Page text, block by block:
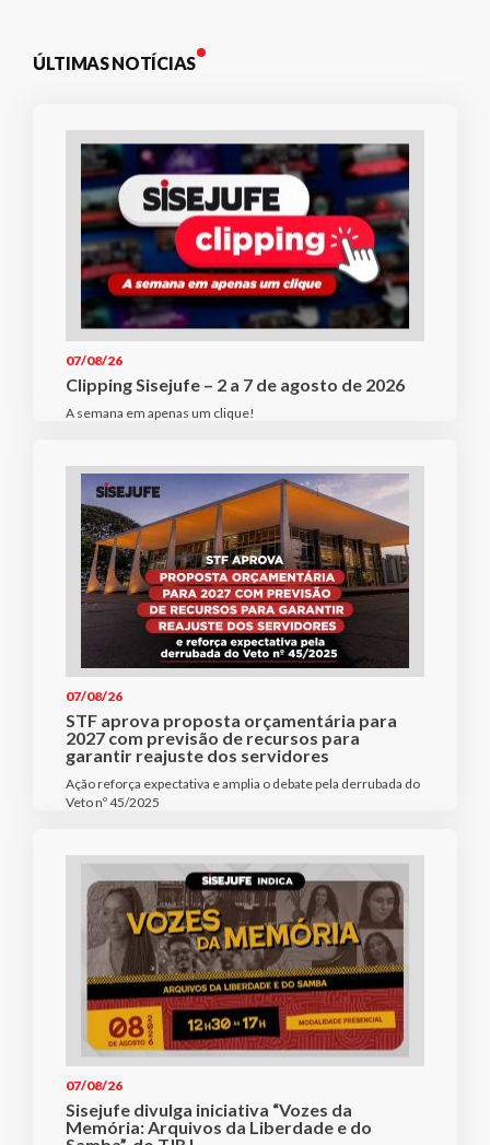
ÚLTIMAS NOTÍCIAS
07/08/26
Clipping Sisejufe – 2 a 7 de agosto de 2026
A semana em apenas um clique!
07/08/26
STF aprova proposta orçamentária para
2027 com previsão de recursos para
garantir reajuste dos servidores
Ação reforça expectativa e amplia o debate pela derrubada do
Veto nº 45/2025
07/08/26
Sisejufe divulga iniciativa “Vozes da
Memória: Arquivos da Liberdade e do